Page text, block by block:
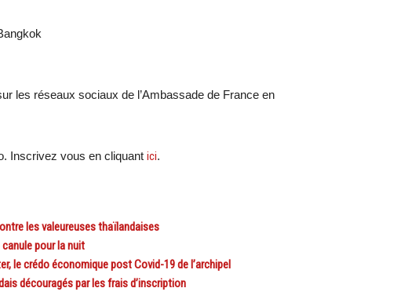
les réseaux sociaux de l’Ambassade de France en
Inscrivez vous en cliquant ici.
les valeureuses thaïlandaises
canule pour la nuit
le crédo économique post Covid-19 de l’archipel
découragés par les frais d’inscription